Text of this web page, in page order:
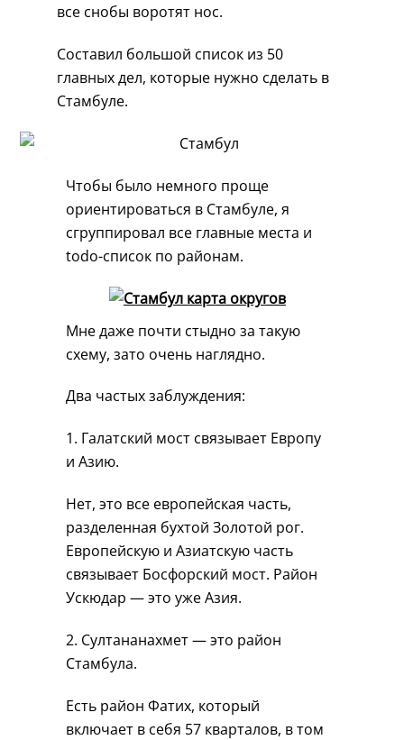
все снобы воротят нос.
Составил большой список из 50
главных дел, которые нужно сделать в
Стамбуле.
Чтобы было немного проще
ориентироваться в Стамбуле, я
сгруппировал все главные места и
todo-список по районам.
Мне даже почти стыдно за такую
схему, зато очень наглядно.
Два частых заблуждения:
1. Галатский мост связывает Европу
и Азию.
Нет, это все европейская часть,
разделенная бухтой Золотой рог.
Европейскую и Азиатскую часть
связывает Босфорский мост. Район
Ускюдар — это уже Азия.
2. Султананахмет — это район
Стамбула.
Есть район Фатих, который
включает в себя 57 кварталов, в том